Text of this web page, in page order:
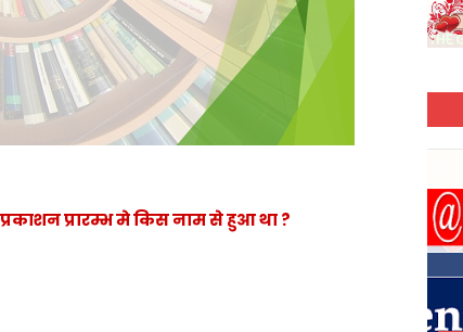
प्रारम्भ मे किस नाम से हुआ था ?